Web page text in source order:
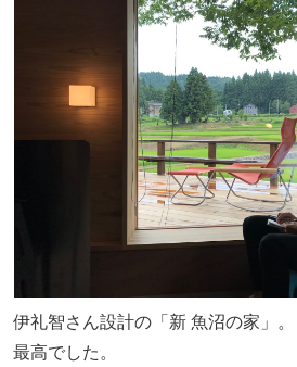
伊礼智さん設計の「新 魚沼の家」。
最高でした。